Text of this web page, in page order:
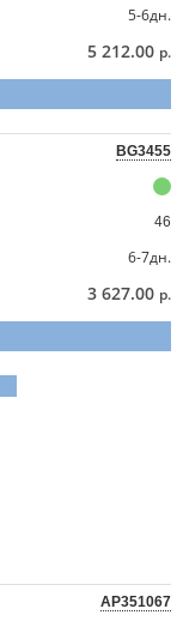
5-6дн.
5 212.00 р.
BG3455
46
6-7дн.
3 627.00 р.
AP351067